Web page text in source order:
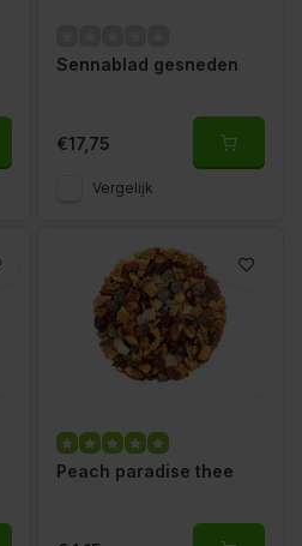
Sennablad gesneden
€17,75
Vergelijk
Peach paradise thee